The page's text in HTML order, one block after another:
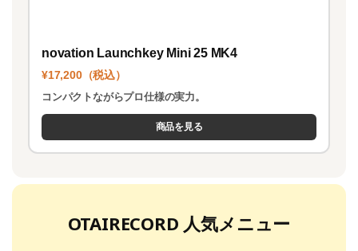
novation Launchkey Mini 25 MK4
¥17,200（税込）
コンパクトながらプロ仕様の実力。
商品を見る
OTAIRECORD 人気メニュー